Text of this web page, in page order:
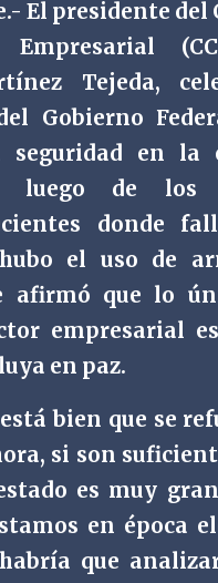
El presidente del
Empresarial
Tejeda,
Gobierno
seguridad en la
luego de los
donde
el uso de
afirmó que lo
empresarial
en paz.
bien que se
si son
es muy
en época
que